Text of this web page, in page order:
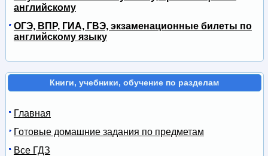
английскому
ОГЭ, ВПР, ГИА, ГВЭ, экзаменационные билеты по
английскому языку
Книги, учебники, обучение по разделам
Главная
Готовые домашние задания по предметам
Все ГДЗ